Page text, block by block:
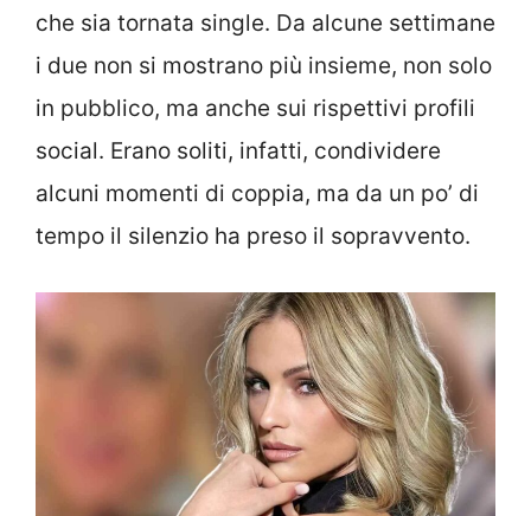
che sia tornata single. Da alcune settimane
i due non si mostrano più insieme, non solo
in pubblico, ma anche sui rispettivi profili
social. Erano soliti, infatti, condividere
alcuni momenti di coppia, ma da un po’ di
tempo il silenzio ha preso il sopravvento.